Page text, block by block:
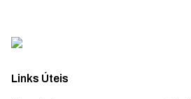
Links Úteis